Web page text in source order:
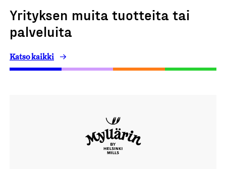
Yrityksen muita tuotteita tai
palveluita
Katso kaikki